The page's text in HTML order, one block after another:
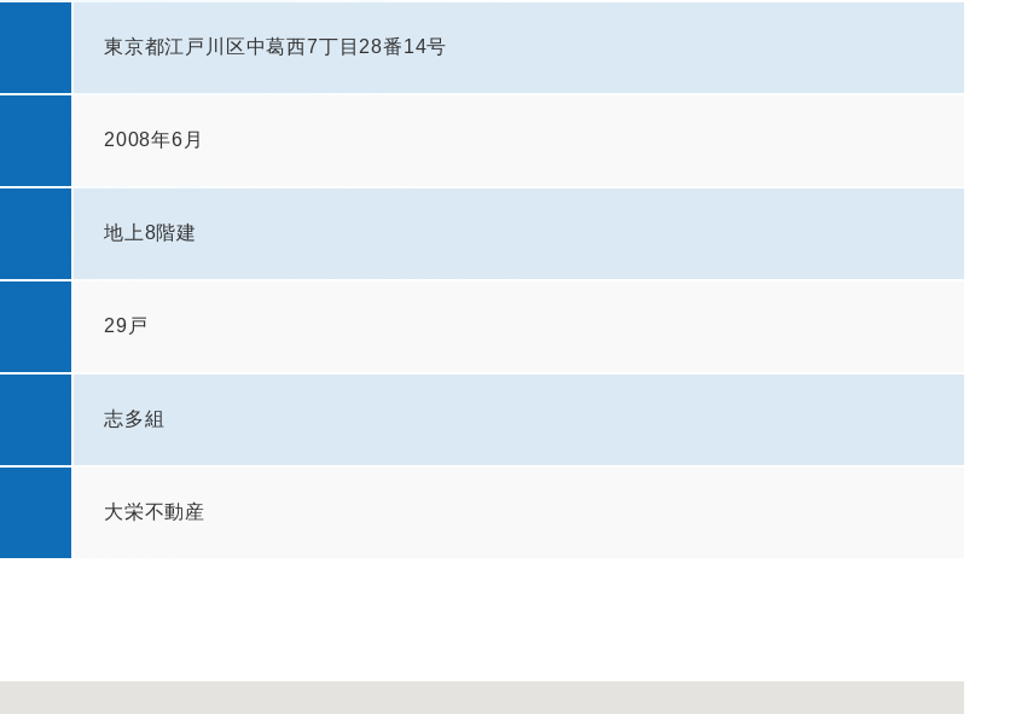
東京都江戸川区中葛西7丁目28番14号
2008年6月
地上8階建
29戸
志多組
大栄不動産